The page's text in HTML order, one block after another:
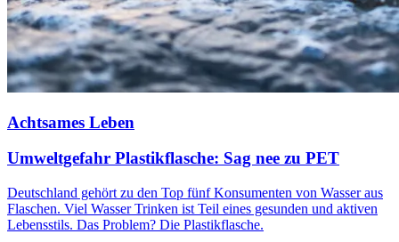
Achtsames Leben
Umweltgefahr Plastikflasche: Sag nee zu PET
Deutschland gehört zu den Top fünf Konsumenten von Wasser aus
Flaschen. Viel Wasser Trinken ist Teil eines gesunden und aktiven
Lebensstils. Das Problem? Die Plastikflasche.